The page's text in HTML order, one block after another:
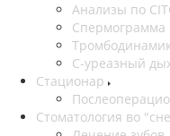
Анализы по
Спермограмма
С-уреазный
Стационар
Стоматология во